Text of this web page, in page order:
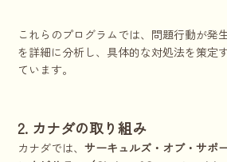
これらのプログラムでは、問題行動が発
を詳細に分析し、具体的な対処法を策定
ています。
2. カナダの取り組み
カナダでは、サーキュルズ・オブ・サポ